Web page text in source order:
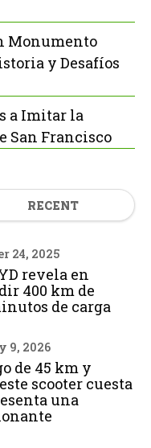
Monumento
y Desafíos
a Imitar la
San Francisco
RECENT
24, 2025
revela en
400 km de
de carga
9, 2026
de 45 km y
scooter cuesta
una